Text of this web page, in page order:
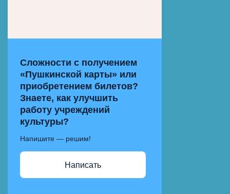
Сложности с получением
«Пушкинской карты» или
приобретением билетов?
Знаете, как улучшить
работу учреждений
культуры?
Напишите — решим!
Написать